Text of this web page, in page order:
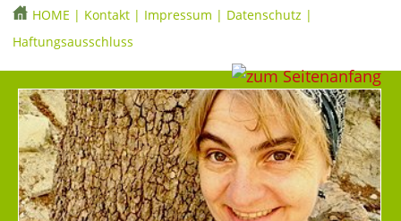
HOME | Kontakt | Impressum | Datenschutz |
Haftungsausschluss